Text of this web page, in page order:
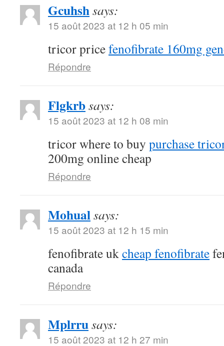
Gcuhshsays:
15 août 2023 at 12 h 05 min
tricor pricefenofibrate 160mg
Répondre
Flgkrbsays:
15 août 2023 at 12 h 08 min
tricor where to buy purchase
200mg online cheap
Répondre
Mohualsays:
15 août 2023 at 12 h 15 min
fenofibrate ukcheap fenofibrate
canada
Répondre
Mplrrusays:
15 août 2023 at 12 h 27 min